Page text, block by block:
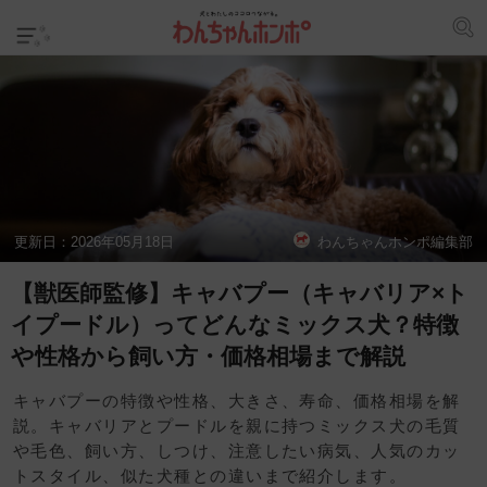
更新日： 2026年05月18日 わんちゃんホンポ編集部
【獣医師監修】キャバプー（キャバリア×ト
イプードル）ってどんなミックス犬？特徴
や性格から飼い方・価格相場まで解説
キャバプーの特徴や性格、大きさ、寿命、価格相場を解
説。キャバリアとプードルを親に持つミックス犬の毛質
や毛色、飼い方、しつけ、注意したい病気、人気のカッ
トスタイル、似た犬種との違いまで紹介します。